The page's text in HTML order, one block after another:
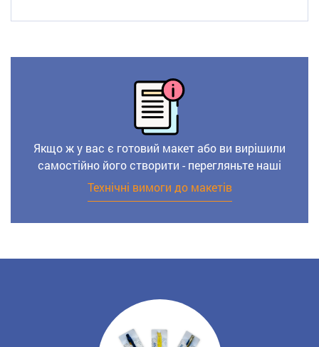
Якщо ж у вас є готовий макет або ви вирішили
самостійно його створити - перегляньте наші
Технічні вимоги до макетів